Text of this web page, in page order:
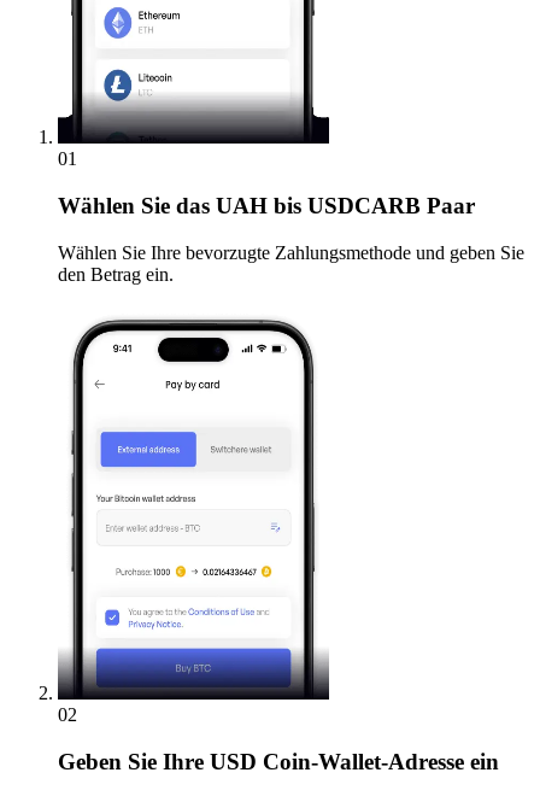
01
Wählen Sie das UAH bis USDCARB Paar
Wählen Sie Ihre bevorzugte Zahlungsmethode und geben Sie
den Betrag ein.
02
Geben Sie Ihre USD Coin-Wallet-Adresse ein